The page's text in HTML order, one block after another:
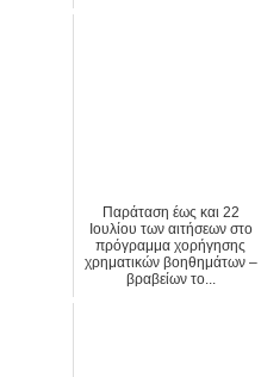
Παράταση έως και 22
Ιουλίου των αιτήσεων στο
πρόγραμμα χορήγησης
χρηματικών βοηθημάτων –
βραβείων το...